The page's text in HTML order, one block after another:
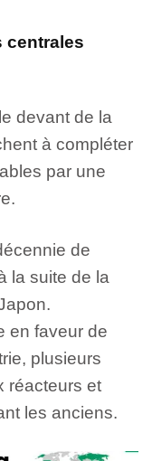
centrales
devant de la
à compléter
par une
de
la suite de la
en faveur de
plusieurs
réacteurs et
les anciens.